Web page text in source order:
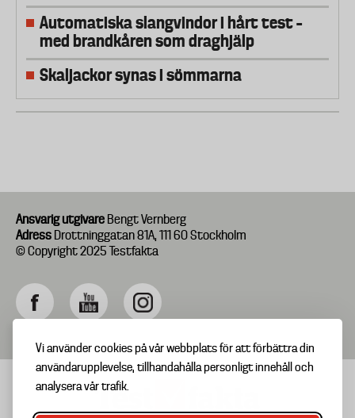
Vi använder cookies på vår webbplats för att förbättra din
användarupplevelse, tillhandahålla personligt innehåll och
analysera vår trafik.
Automatiska slangvindor i hårt test –
med brandkåren som draghjälp
Skaljackor synas i sömmarna
Ansvarig utgivare Bengt Vernberg
Adress Drottninggatan 81A, 111 60 Stockholm
© Copyright 2025 Testfakta